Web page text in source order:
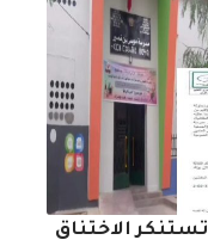
تستنكر الاختناق